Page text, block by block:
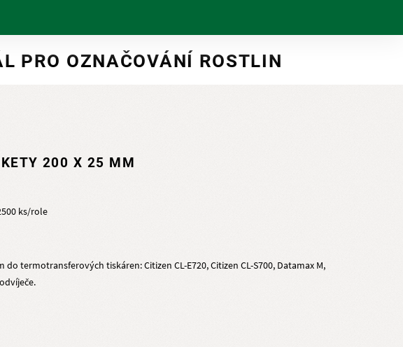
PRO OZNAČOVÁNÍ ROSTLIN
200 X 25 MM
ks/role
termotransferových tiskáren: Citizen CL-E720, Citizen CL-S700, Datamax M,